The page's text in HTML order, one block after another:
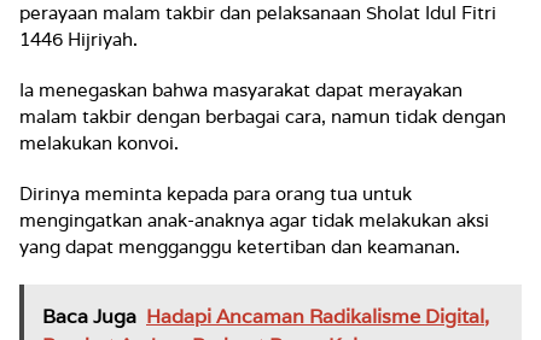
perayaan malam takbir dan pelaksanaan Sholat Idul Fitri
1446 Hijriyah.
Ia menegaskan bahwa masyarakat dapat merayakan
malam takbir dengan berbagai cara, namun tidak dengan
melakukan konvoi.
Dirinya meminta kepada para orang tua untuk
mengingatkan anak-anaknya agar tidak melakukan aksi
yang dapat mengganggu ketertiban dan keamanan.
Baca Juga Hadapi Ancaman Radikalisme Digital,